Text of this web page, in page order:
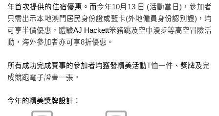
年首次提供的住宿優惠。而今年10月 13 日 (活動當日 ) ，參加者
只需出示本地澳門居民身份證或藍卡(外地僱員身份認別證) ，均
可享半價優惠，體驗AJ Hackett笨豬跳及空中漫步等高空冒險活
動，海外參加者亦可享8折優惠。
所有成功完成賽事的參加者均獲發精美活動T恤一件 、獎牌及完
成競跑電子證書一張。
今年的精美獎牌設計：